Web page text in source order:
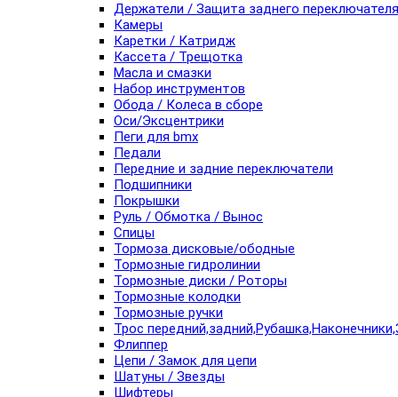
Держатели / Защита заднего переключателя
Камеры
Каретки / Катридж
Кассета / Трещотка
Масла и смазки
Набор инструментов
Обода / Колеса в сборе
Оси/Эксцентрики
Пеги для bmx
Педали
Передние и задние переключатели
Подшипники
Покрышки
Руль / Обмотка / Вынос
Спицы
Тормоза дисковые/ободные
Тормозные гидролинии
Тормозные диски / Роторы
Тормозные колодки
Тормозные ручки
Трос
Флиппер
Цепи / Замок для цепи
Шатуны / Звезды
Шифтеры